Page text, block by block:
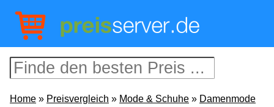
Home » Preisvergleich » Mode & Schuhe » Damenmode